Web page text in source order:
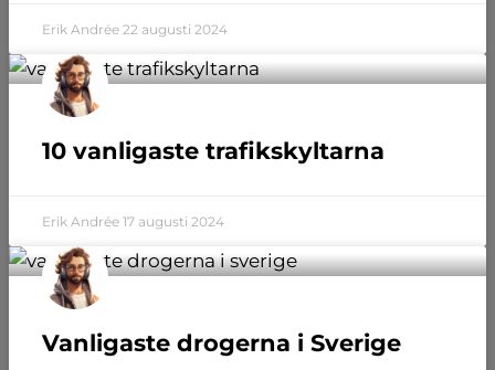
Erik Andrée 22 augusti 2024
10 vanligaste trafikskyltarna
Erik Andrée 17 augusti 2024
Vanligaste drogerna i Sverige